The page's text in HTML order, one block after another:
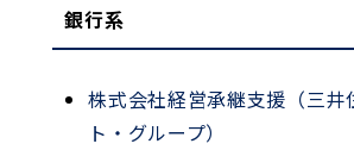
銀行系
株式会社経営承継支援（三井
ト・グループ）